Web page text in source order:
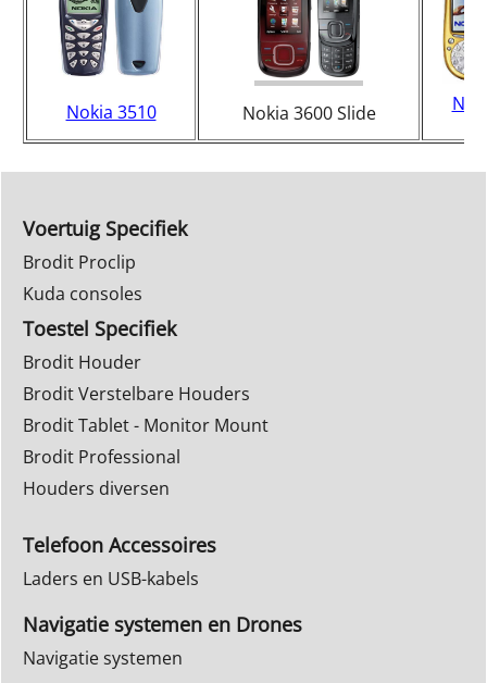
Nokia 3510 Nokia 3600 Slide
Voertuig Specifiek
Brodit Proclip
Kuda consoles
Toestel Specifiek
Brodit Houder
Brodit Verstelbare Houders
Brodit Tablet - Monitor Mount
Brodit Professional
Houders diversen
Telefoon Accessoires
Laders en USB-kabels
Navigatie systemen en Drones
Navigatie systemen